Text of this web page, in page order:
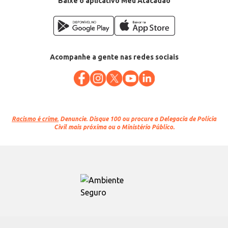
Acompanhe a gente nas redes sociais
Racismo é crime. Denuncie. Disque 100 ou procure a Delegacia de Polícia
Civil mais próxima ou o Ministério Público.